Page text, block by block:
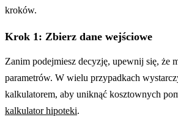
kroków.
Krok 1: Zbierz dane wejściowe
Zanim podejmiesz decyzję, upewnij się, że
parametrów. W wielu przypadkach
kalkulatorem, aby uniknąć kosztownych
kalkulator hipoteki.